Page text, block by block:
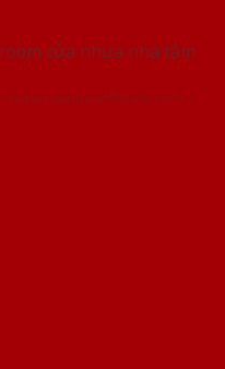
cửa nhựa nhà tắm
www.cuanhuanhatam.com |